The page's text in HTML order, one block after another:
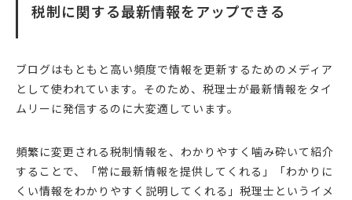
税制に関する最新情報をアップできる
ブログはもともと高い頻度で情報を更新するためのメディア
として使われています。そのため、税理士が最新情報をタイ
ムリーに発信するのに大変適しています。
頻繁に変更される税制情報を、わかりやすく噛み砕いて紹介
することで、「常に最新情報を提供してくれる」「わかりに
くい情報をわかりやすく説明してくれる」税理士というイメ